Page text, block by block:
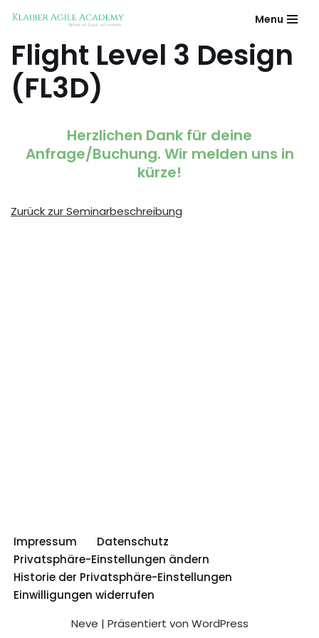
Inhalt
springen
Menu
Flight Level 3 Design
(FL3D)
Herzlichen Dank für deine
Anfrage/Buchung. Wir melden uns in
kürze!
Zurück zur Seminarbeschreibung
Impressum
Datenschutz
Privatsphäre-Einstellungen ändern
Historie der Privatsphäre-Einstellungen
Einwilligungen widerrufen
Neve | Präsentiert von WordPress